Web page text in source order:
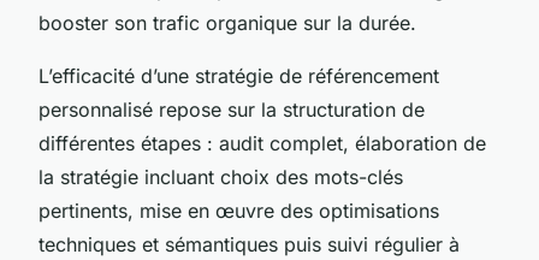
booster son trafic organique sur la durée.
L’efficacité d’une stratégie de référencement
personnalisé repose sur la structuration de
différentes étapes : audit complet, élaboration de
la stratégie incluant choix des mots-clés
pertinents, mise en œuvre des optimisations
techniques et sémantiques puis suivi régulier à